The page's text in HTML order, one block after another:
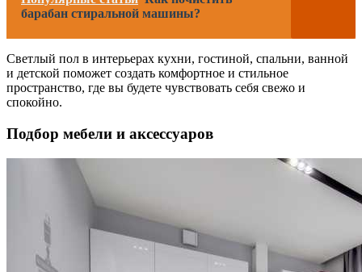
барабан стиральной машины?
Светлый пол в интерьерах кухни, гостиной, спальни, ванной
и детской поможет создать комфортное и стильное
пространство, где вы будете чувствовать себя свежо и
спокойно.
Подбор мебели и аксессуаров